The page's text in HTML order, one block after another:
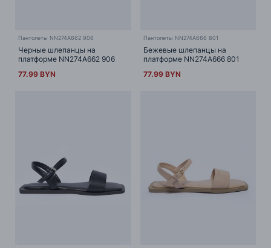
Пантолеты NN274A662 906
Черные шлепанцы на
платформе NN274A662 906
77.99 BYN
Пантолеты NN274A666 801
Бежевые шлепанцы на
платформе NN274A666 801
77.99 BYN